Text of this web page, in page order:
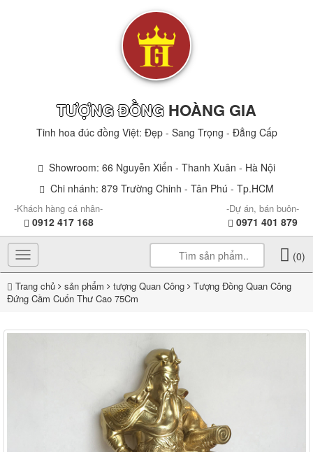
TƯỢNG ĐỒNG HOÀNG GIA
Tinh hoa đúc đồng Việt: Đẹp - Sang Trọng - Đẳng Cấp
Showroom: 66 Nguyễn Xiển - Thanh Xuân - Hà Nội
Chi nhánh: 879 Trường Chinh - Tân Phú - Tp.HCM
-Khách hàng cá nhân-
0912 417 168
-Dự án, bán buôn-
0971 401 879
Toggle
navigation
(0)
Trang chủ sản phẩm tượng Quan Công
Tượng Đồng Quan Công
Đứng Cầm Cuốn Thư Cao 75Cm